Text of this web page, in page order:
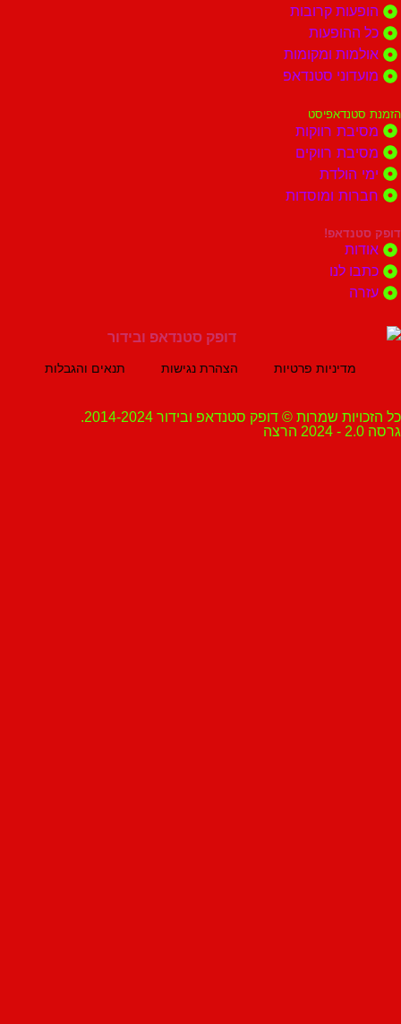
קרובות
ומקומות
סטנדאפ
רווקות
רווקים
ומוסדות
לנו
מדיניות פרטיות הצהרת נגישות תנאים והגבלות
שמרות © דופק סטנדאפ ובידור 2014-2024.